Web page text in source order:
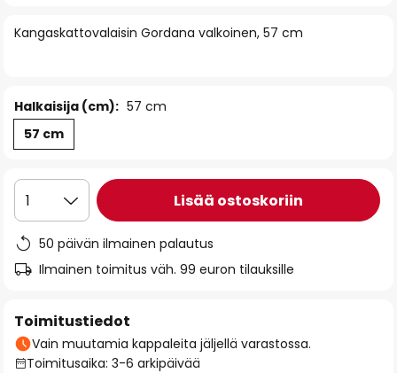
the
Kangaskattovalaisin Gordana valkoinen, 57 cm
Halkaisija (cm): 57 cm
57 cm
1 Lisää ostoskoriin
50 päivän ilmainen palautus
Ilmainen toimitus väh. 99 euron tilauksille
Toimitustiedot
Vain muutamia kappaleita jäljellä varastossa.
Toimitusaika: 3-6 arkipäivää